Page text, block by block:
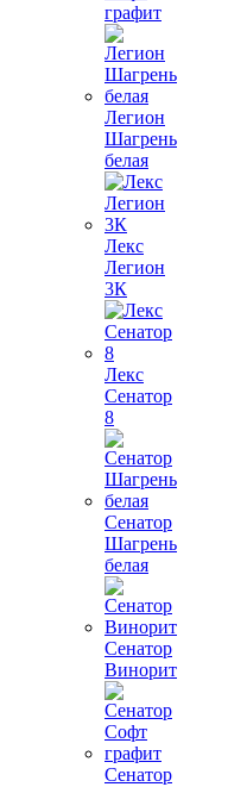
графит
Легион
Шагрень
белая
Лекс
Легион
3К
Лекс
Сенатор
8
Сенатор
Шагрень
белая
Сенатор
Винорит
Сенатор